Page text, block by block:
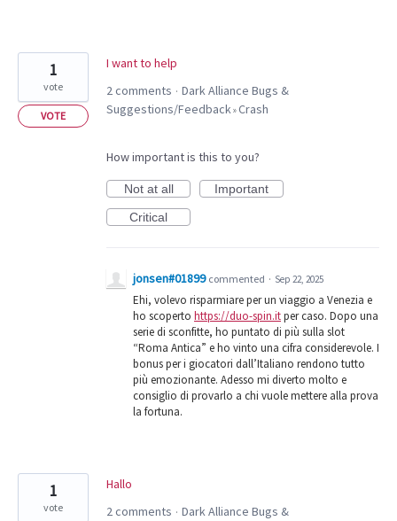
I want to help
1
vote
VOTE
2 comments · Dark Alliance Bugs &
Suggestions/Feedback»Crash
How important is this to you?
Not at all
Important
Critical
jonsen#01899 commented · Sep 22, 2025
Ehi, volevo risparmiare per un viaggio a Venezia e
ho scoperto https://duo-spin.itper caso. Dopo una
serie di sconfitte, ho puntato di più sulla slot
“Roma Antica” e ho vinto una cifra considerevole. I
bonus per i giocatori dall’Italiano rendono tutto
più emozionante. Adesso mi diverto molto e
consiglio di provarlo a chi vuole mettere alla prova
la fortuna.
Hallo
1
vote 2 comments · Dark Alliance Bugs &